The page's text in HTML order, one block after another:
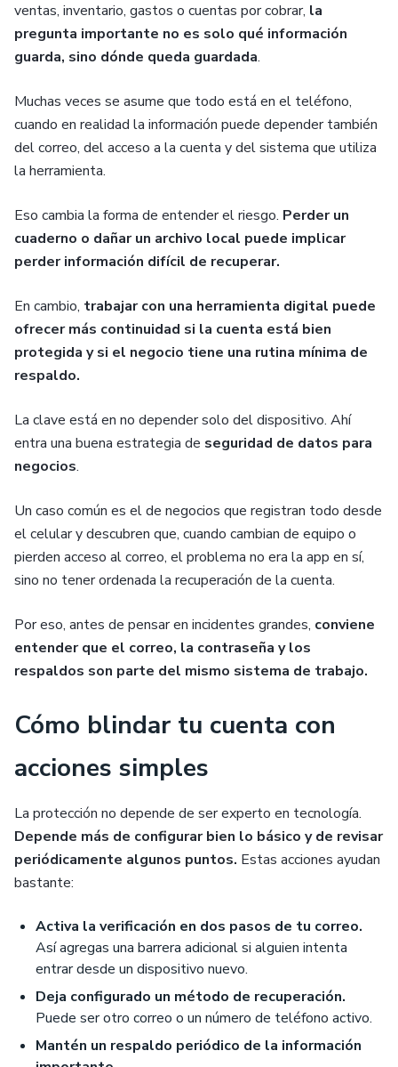
ventas, inventario, gastos o cuentas por cobrar, la
pregunta importante no es solo qué información
guarda, sino dónde queda guardada.
Muchas veces se asume que todo está en el teléfono,
cuando en realidad la información puede depender también
del correo, del acceso a la cuenta y del sistema que utiliza
la herramienta.
Eso cambia la forma de entender el riesgo. Perder un
cuaderno o dañar un archivo local puede implicar
perder información difícil de recuperar.
En cambio, trabajar con una herramienta digital puede
ofrecer más continuidad si la cuenta está bien
protegida y si el negocio tiene una rutina mínima de
respaldo.
La clave está en no depender solo del dispositivo. Ahí
entra una buena estrategia de seguridad de datos para
negocios.
Un caso común es el de negocios que registran todo desde
el celular y descubren que, cuando cambian de equipo o
pierden acceso al correo, el problema no era la app en sí,
sino no tener ordenada la recuperación de la cuenta.
Por eso, antes de pensar en incidentes grandes, conviene
entender que el correo, la contraseña y los
respaldos son parte del mismo sistema de trabajo.
Cómo blindar tu cuenta con
acciones simples
La protección no depende de ser experto en tecnología.
Depende más de configurar bien lo básico y de revisar
periódicamente algunos puntos. Estas acciones ayudan
bastante:
Activa la verificación en dos pasos de tu correo.
Así agregas una barrera adicional si alguien intenta
entrar desde un dispositivo nuevo.
Deja configurado un método de recuperación.
Puede ser otro correo o un número de teléfono activo.
Mantén un respaldo periódico de la información